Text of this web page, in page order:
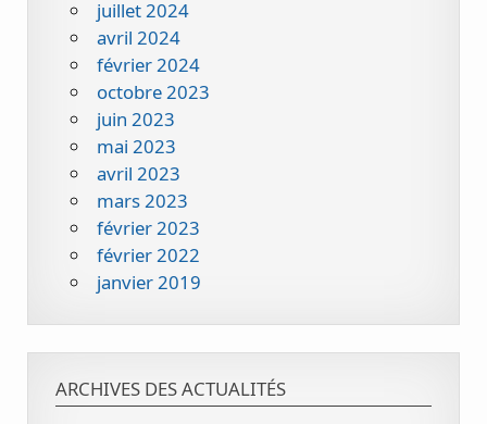
juillet 2024
avril 2024
février 2024
octobre 2023
juin 2023
mai 2023
avril 2023
mars 2023
février 2023
février 2022
janvier 2019
ARCHIVES DES ACTUALITÉS